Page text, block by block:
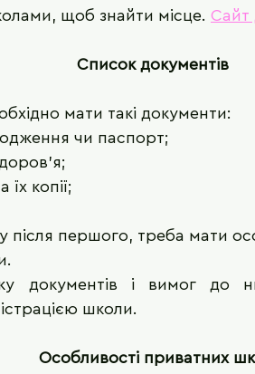
щоб знайти місце. Сайт
Список документів
мати такі документи:
чи паспорт;
їх копії;
після першого, треба мати
документів і вимог до
школи.
Особливості приватних